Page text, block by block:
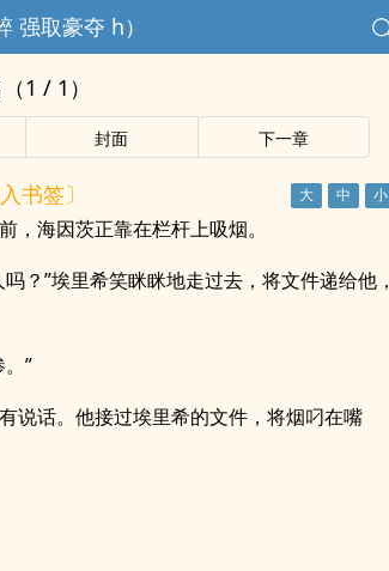
强取豪夺 h）
1 / 1）
封面 下一章
书签〕
，海因茨正靠在栏杆上吸烟。
？”埃里希笑眯眯地走过去，将文件递给他，
”
说话。他接过埃里希的文件，将烟叼在嘴